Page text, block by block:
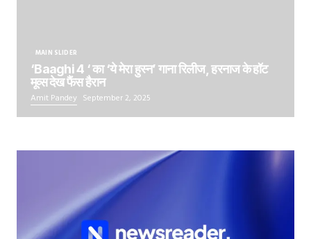
MAIN SLIDER
‘Baaghi 4 ‘ का ‘ये मेरा हुस्न’ गाना रिलीज, हरनाज के हॉट
मूव्स देख फैंस हैरान
Amit Pandey September 2, 2025